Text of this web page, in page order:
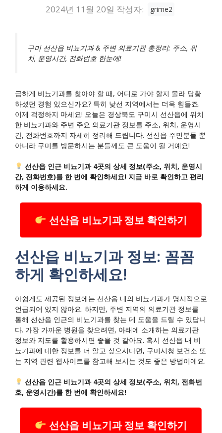
2024년 11월 20일 작성자: grime2
구미 선산읍 비뇨기과 & 주변 의료기관 총정리: 주소, 위
치, 운영시간, 전화번호 한눈에!
급하게 비뇨기과를 찾아야 할 때, 어디로 가야 할지 몰라 당황
하셨던 경험 있으신가요? 특히 낯선 지역에서는 더욱 힘들죠.
이제 걱정하지 마세요! 오늘은 경상북도 구미시 선산읍에 위치
한 비뇨기과와 주변 주요 의료기관 정보를 주소, 위치, 운영시
간, 전화번호까지 자세히 정리해 드립니다. 선산읍 주민분들 뿐
아니라 구미를 방문하시는 분들께도 큰 도움이 될 거예요!
선산읍 인근 비뇨기과 4곳의 상세 정보(주소, 위치, 운영시
간, 전화번호)를 한 번에 확인하세요! 지금 바로 확인하고 편리
하게 이용하세요.
선산읍 비뇨기과 정보 확인하기
선산읍 비뇨기과 정보: 꼼꼼
하게 확인하세요!
아쉽게도 제공된 정보에는 선산읍 내의 비뇨기과가 명시적으로
언급되어 있지 않아요. 하지만, 주변 지역의 의료기관 정보를
통해 선산읍 인근의 비뇨기과를 찾는 데 도움을 드릴 수 있답니
다. 가장 가까운 병원을 찾으려면, 아래에 소개하는 의료기관
정보와 지도를 활용하시면 좋을 것 같아요. 혹시 선산읍 내 비
뇨기과에 대한 정보를 더 알고 싶으시다면, 구미시청 보건소 또
는 지역 관련 웹사이트를 참고해 보시는 것도 좋은 방법이에요.
선산읍 인근 비뇨기과 4곳의 상세 정보(주소, 위치, 전화번
호, 운영시간)를 한 번에 확인하세요!
선산읍 비뇨기과 정보 확인하기